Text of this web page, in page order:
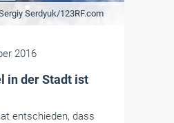
Serdyuk/123RF.com
2016
in der Stadt ist
entschieden, dass